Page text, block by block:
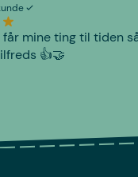
får mine ting til tiden
👍🤝